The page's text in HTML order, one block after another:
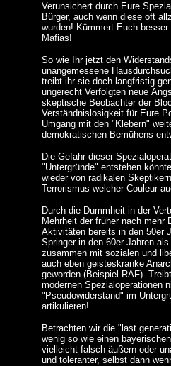
Verunsichert durch Eure
Bürger, auch wenn diese oft
wurden! Kümmert Euch
Mafias!
So wie Ihr jetzt den
unangemessene
treibt ihr sie doch langfristig
ungerecht Verfolgten neue
skeptische Beobachter der
Verständnislosigkeit für Eure
Umgang mit den "Klebern"
demokratischen Bemühens
Die Gefahr dieser
"Untergründe" entstehen
wieder von radikalen
Terrorismus welcher Couleur
Durch die Dummheit in der
Mehrheit der früher nach mehr
Aktivitäten bereits in den 50er
Springer in den 60er Jahren
zusammen mit sozialen und
auch eben geisteskranke
geworden (Beispiel RAF).
modernen Spezialoperationen
"Pseudowiderstand" im
artikulieren!
Betrachten wir die "last
wenig so wie einen
vielleicht falsch äußern oder
und toleranter, selbst dann